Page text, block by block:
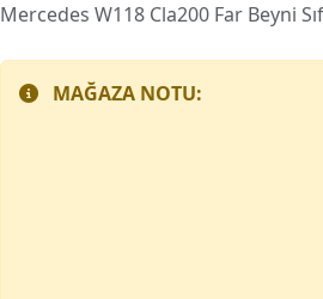
Mercedes W118 Cla200 Far Beyni̇
MAĞAZA NOTU: